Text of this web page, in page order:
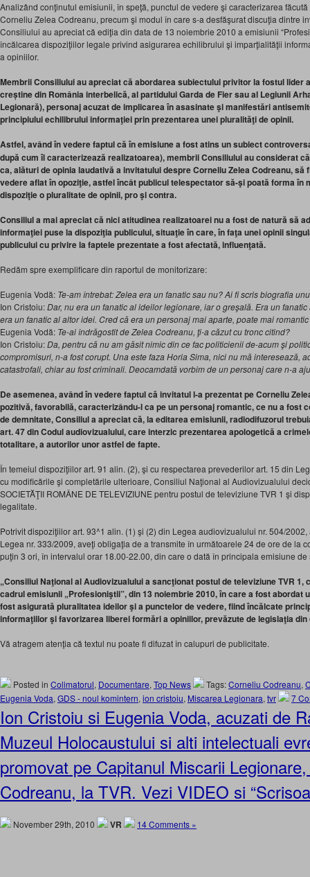
Analizând conţinutul emisiunii, în speţă, punctul de vedere şi caracterizarea
Corneliu Zelea Codreanu, precum şi modul în care s-a desfăşurat discuţia dintre
Consiliului au apreciat că ediţia din data de 13 noiembrie 2010 a emisiunii
încălcarea dispoziţiilor legale privind asigurarea echilibrului şi imparţialităţii
a opiniilor.
Membrii Consiliului au apreciat că abordarea subiectului privitor la fostul lider
creștine din România interbelică, al partidului Garda de Fier sau al Legiunii
Legionară), personaj acuzat de implicarea în asasinate şi manifestări
principiului echilibrului informaţiei prin prezentarea unei pluralităţi de opinii.
Astfel, având în vedere faptul că în emisiune a fost atins un subiect
după cum îl caracterizează realizatoarea),membrii Consiliului au considerat
ca, alături de opinia laudativă a invitatului despre Corneliu Zelea Codreanu,să
vedere aflat în opoziţie, astfel încât publicul telespectator să-şi poată forma în
dispoziţie o pluralitate de opinii, pro şi contra.
Consiliul a mai apreciat că nici atitudinea realizatoarei nu a fost de natură să
informaţiei puse la dispoziţia publicului, situaţie în care, în faţa unei opinii
publicului cu privire la faptele prezentate a fost afectată, influenţată.
Redăm spre exemplificare din raportul de monitorizare:
Eugenia Vodă: Te-am întrebat: Zelea era un fanatic sau nu? Ai fi scris biografia
Ion Cristoiu:Dar, nu era un fanatic al ideilor legionare, iar o greşală. Era un
era un fanatic al altor idei. Cred că era un personaj mai aparte, poate mai
Eugenia Vodă: Te-ai îndrăgostit de Zelea Codreanu, ţi-a căzut cu tronc citind?
Ion Cristoiu:Da, pentru că nu am găsit nimic din ce fac politicienii de-acum şi
compromisuri, n-a fost corupt. Una este faza Horia Sima, nici nu mă interesează,
catastrofali, chiar au fost criminali. Deocamdată vorbim de un personaj care n-a
De asemenea, având în vedere faptul că invitatul l-a prezentat pe Corneliu
pozitivă, favorabilă, caracterizându-l ca pe un personaj romantic, ce nu a fost
de demnitate, Consiliul a apreciat că, la editarea emisiunii, radiodifuzorul
art. 47 din Codul audiovizualului, care interzic prezentarea apologetică a
totalitare, a autorilor unor astfel de fapte.
În temeiul dispoziţiilor art. 91 alin. (2), şi cu respectarea prevederilor art. 15 din
cu modificările şi completările ulterioare, Consiliul Naţional al Audiovizualului
SOCIETĂŢII ROMÂNE DE TELEVIZIUNE pentru postul de televiziune TVR 1 şi
legalitate.
Potrivit dispoziţiilor art. 93^1 alin. (1) şi (2) din Legea audiovizualului nr. 504/
Legea nr. 333/2009, aveţi obligaţia de a transmite în următoarele 24 de ore de la
puţin 3 ori, în intervalul orar 18.00-22.00, din care o dată în principala emisiune de
„Consiliul Naţional al Audiovizualului a sancţionat postul de televiziune TVR 1,
cadrul emisiunii „Profesioniştii”, din 13 noiembrie 2010, în care a fost abordat
fost asigurată pluralitatea ideilor şi a punctelor de vedere, fiind încălcate
informaţiilor şi favorizarea liberei formări a opiniilor, prevăzute de legislaţia din
Vă atragem atenţia că textul nu poate fi difuzat în calupuri de publicitate.
Posted in Colimatorul, Documentare, Top News Tags:Corneliu Codreanu,
Eugenia Voda, GDS - noul komintern, ion cristoiu, Miscarea Legionara, tvr 7
Ion Cristoiu si Eugenia Voda, acuzati de
Muzeul Holocaustului si alti intelectuali
promovat pe Capitanul Miscarii
Codreanu, la TVR. Vezi VIDEO si
November 29th, 2010 VR 14 Comments »